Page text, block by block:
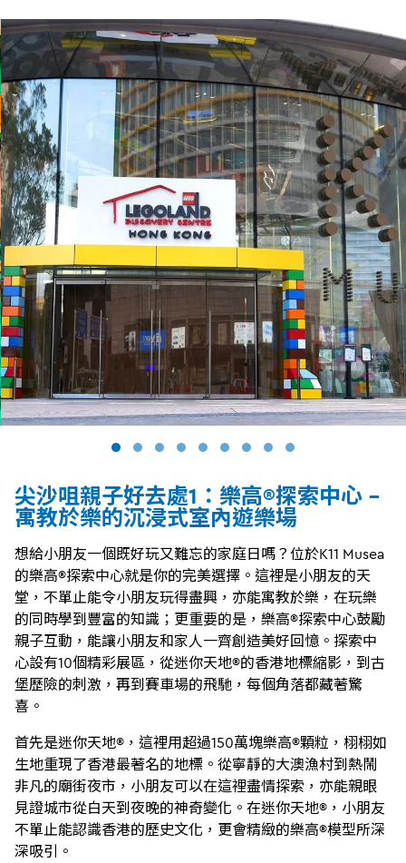
尖沙咀親子好去處1：樂高®探索中心 -
寓教於樂的沉浸式室內遊樂場
想給小朋友一個既好玩又難忘的家庭日嗎？位於K11 Musea
的樂高®探索中心就是你的完美選擇。這裡是小朋友的天
堂，不單止能令小朋友玩得盡興，亦能寓教於樂，在玩樂
的同時學到豐富的知識；更重要的是，樂高®探索中心鼓勵
親子互動，能讓小朋友和家人一齊創造美好回憶。探索中
心設有10個精彩展區，從迷你天地®的香港地標縮影，到古
堡歷險的刺激，再到賽車場的飛馳，每個角落都藏著驚
喜。
首先是迷你天地®，這裡用超過150萬塊樂高®顆粒，栩栩如
生地重現了香港最著名的地標。從寧靜的大澳漁村到熱鬧
非凡的廟街夜市，小朋友可以在這裡盡情探索，亦能親眼
見證城市從白天到夜晚的神奇變化。在迷你天地®，小朋友
不單止能認識香港的歷史文化，更會精緻的樂高®模型所深
深吸引。